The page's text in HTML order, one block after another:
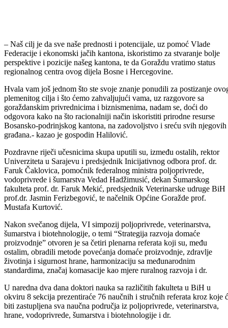
Simpozija poljoprivrede, veterinarstva, šumarstva i biotehnologije o
temi „Strategija razvoja domaće proizvodnje“, koji se od 23. do 25.
oktobra održava u Goraždu.
Univerzitet u Sarajevu, Veterinarski, Šumarski, Poljoprivredno-
prehrambeni i Prirodno-matematički fakultet Univerziteta u Sarajevu,
te Biotehnički fakultet iz Bihaća, svečano je otvorio Premijer BPK-a
Salem Halilović. On je poželio dobrodošlicu učesnicima simpozija, te
im predstavio trenutnu poziciju Bosansko-podrinjskog kantona, kao i
neke od zacrtanih ciljeva Vlade kantona.